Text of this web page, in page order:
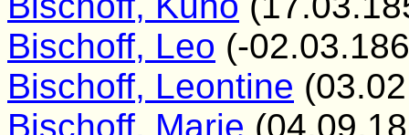
Bischoff, Leo (-
Bischoff, Leontine
Bischoff, Marie